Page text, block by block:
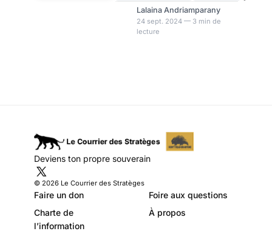
place à l’homme d’affaires
français Xavier Niel.
L’industriel français, président
algorithmes français. Alors
que TikTok fait face à des
pressions juridiques
croissantes aux États-Unis
(l’administration
Lalaina Andriamparany
24 sept. 2024 — 3 min de
lecture
Deviens ton propre souverain
© 2026 Le Courrier des Stratèges
Faire un don
Foire aux questions
Charte de
l’information
À propos